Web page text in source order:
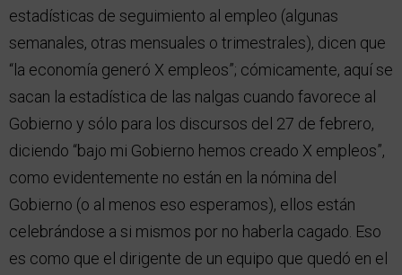
estadísticas de seguimiento al empleo (algunas
semanales, otras mensuales o trimestrales), dicen que
“la economía generó X empleos”; cómicamente, aquí se
sacan la estadística de las nalgas cuando favorece al
Gobierno y sólo para los discursos del 27 de febrero,
diciendo “bajo mi Gobierno hemos creado X empleos”,
como evidentemente no están en la nómina del
Gobierno (o al menos eso esperamos), ellos están
celebrándose a si mismos por no haberla cagado. Eso
es como que el dirigente de un equipo que quedó en el